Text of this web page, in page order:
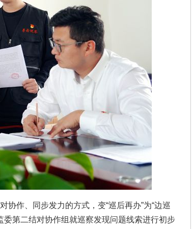
作、同步发力的方式，变“巡后再办”为“边巡
第二结对协作组就巡察发现问题线索进行初步